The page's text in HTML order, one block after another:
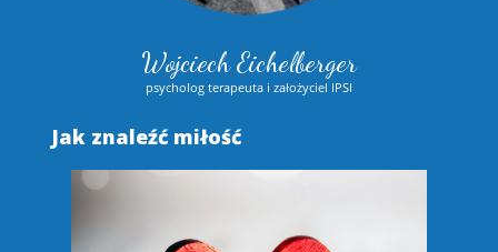
Wojciech Eichelberger
psycholog terapeuta i założyciel IPSI
Jak znaleźć miłość